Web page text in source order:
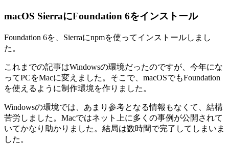
macOS SierraにFoundation 6をインストール
Foundation 6を、Sierraにnpmを使ってインストールしまし
た。
これまでの記事はWindowsの環境だったのですが、今年にな
ってPCをMacに変えました。そこで、macOSでもFoundation
を使えるように制作環境を作りました。
Windowsの環境では、あまり参考となる情報もなくて、結構
苦労しました。Macではネット上に多くの事例が公開されて
いてかなり助かりました。結局は数時間で完了してしまいま
した。